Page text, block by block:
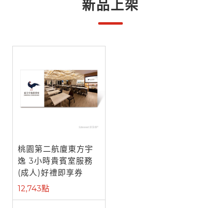
新品上架
桃園第二航廈東方宇
逸 3小時貴賓室服務
(成人)好禮即享券
12,743點